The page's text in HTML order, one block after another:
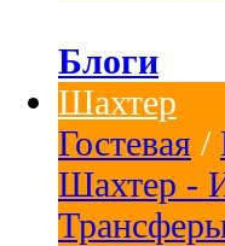
Блоги
Шахтер
Гостевая /
Шахтер -